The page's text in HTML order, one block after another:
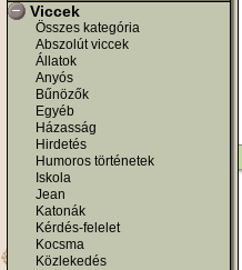
Viccek
Összes kategória
Abszolút viccek
Állatok
Anyós
Bűnözők
Egyéb
Házasság
Hirdetés
Humoros történetek
Iskola
Jean
Katonák
Kérdés-felelet
Kocsma
Közlekedés